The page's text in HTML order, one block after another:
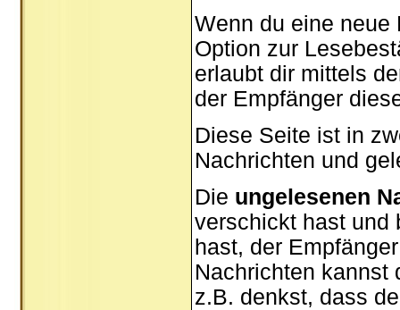
Wenn du eine neue
Option zur
erlaubt dir mittels
der Empfänger
Diese Seite ist in
Nachrichten und
Die ungelesenen
verschickt hast und
hast, der
Nachrichten kannst
z.B. denkst, dass